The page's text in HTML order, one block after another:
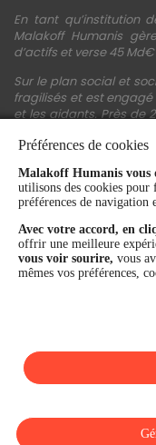
En tant qu’institution
Malakoff Humanis
d’actifs et verse 45
Sur le plan social et
fragilisés et est
et les aidants. Près de
financière et la
notation A+ attribuée
Fitch Ratings. Sur les
figure parmi les 2%
en matière de critères
2026). Enfin, Malakoff
par le Top Employers
Préférences de cookies
Malakoff Humanis vous
utilisons des cookies
préférences de navigation
Avec votre accord, en
offrir une meilleure
vous voir sourire, vous
mêmes vos préférences,